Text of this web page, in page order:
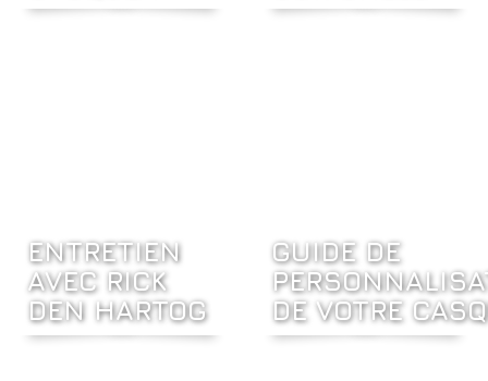
ENTRETIEN
AVEC RICK
DEN HARTOG
GUIDE DE
DE VOTRE